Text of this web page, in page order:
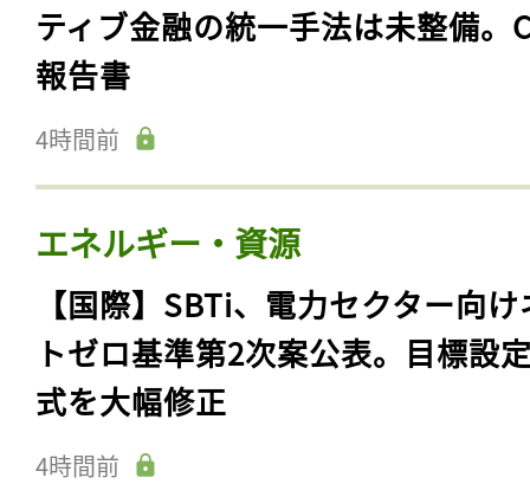
ティブ金融の統一手法は未整備。
報告書
4時間前
エネルギー・資源
【国際】SBTi、電力セクター向
トゼロ基準第2次案公表。目標設
式を大幅修正
4時間前